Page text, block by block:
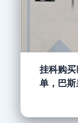
挂科购
单，巴